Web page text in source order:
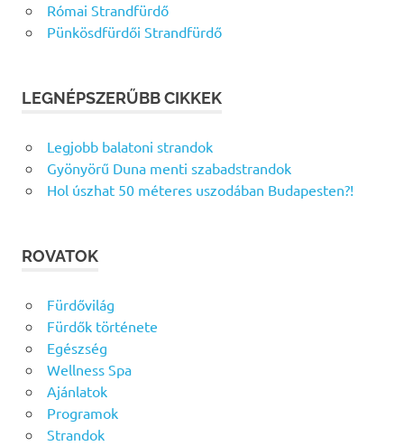
Római Strandfürdő
Pünkösdfürdői Strandfürdő
LEGNÉPSZERŰBB CIKKEK
Legjobb balatoni strandok
Gyönyörű Duna menti szabadstrandok
Hol úszhat 50 méteres uszodában Budapesten?!
ROVATOK
Fürdővilág
Fürdők története
Egészség
Wellness Spa
Ajánlatok
Programok
Strandok